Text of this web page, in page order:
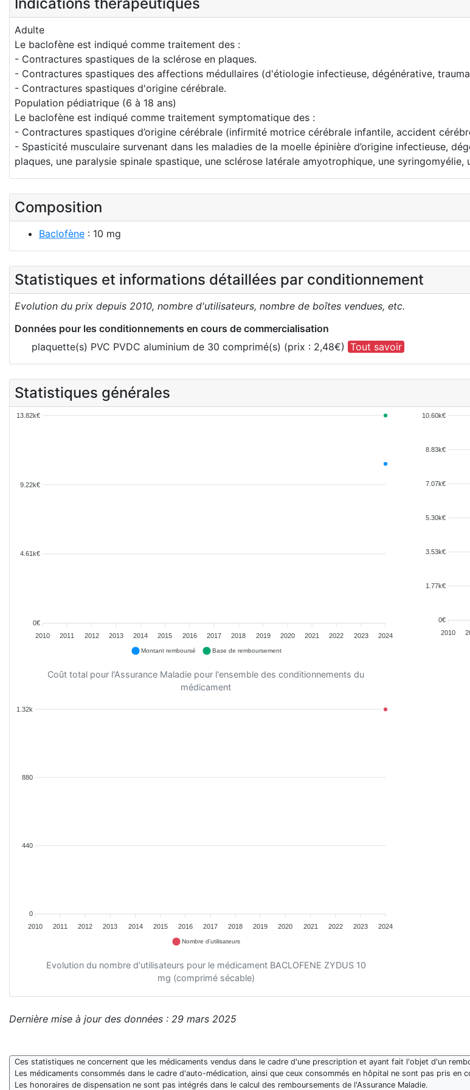
Adulte
Le baclofène est indiqué comme traitement des :
- Contractures spastiques de la sclérose en plaques.
- Contractures spastiques des affections médullaires (d'étiologie infectieuse, dégénérative,
- Contractures spastiques d'origine cérébrale.
Population pédiatrique (6 à 18 ans)
Le baclofène est indiqué comme traitement symptomatique des :
- Contractures spastiques d’origine cérébrale (infirmité motrice cérébrale infantile, accident
- Spasticité musculaire survenant dans les maladies de la moelle épinière d’origine infectieuse,
plaques, une paralysie spinale spastique, une sclérose latérale amyotrophique, une syringomyélie,
Composition
Baclofène : 10 mg
Statistiques et informations détaillées par conditionnement
Evolution du prix depuis 2010, nombre d'utilisateurs, nombre de boîtes vendues, etc.
Données pour les conditionnements en cours de commercialisation
plaquette(s) PVC PVDC aluminium de 30 comprimé(s) (prix : 2,48€) Tout savoir
Statistiques générales
13.82k€
9.22k€
4.61k€
0€
2010
2011 2012 2013 2014 2015 2016 2017 2018 2019 2020 2021 2022 2023 2024
Montant remboursé Base de remboursement
Coût total pour l'Assurance Maladie pour l'ensemble des conditionnements du
médicament
10.60k€
8.83k€
7.07k€
5.30k€
3.53k€
1.77k€
0€
2010
1.32k
880
440
0
2010
2011 2012 2013 2014 2015 2016 2017 2018 2019 2020 2021 2022 2023 2024
Nombre d'utilisateurs
Evolution du nombre d'utilisateurs pour le médicament BACLOFENE ZYDUS 10
mg (comprimé sécable)
Dernière mise à jour des données : 29 mars 2025
Ces statistiques ne concernent que les médicaments vendus dans le cadre d'une prescription et ayant fait l'objet d'un
Les médicaments consommés dans le cadre d'auto-médication, ainsi que ceux consommés en hôpital ne sont pas pris en
Les honoraires de dispensation ne sont pas intégrés dans le calcul des remboursements de l'Assurance Maladie.